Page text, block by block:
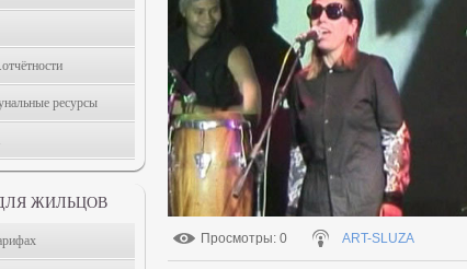
Просмотры: 0 ART-SLUZA
ресурсы
ЖИЛЬЦОВ